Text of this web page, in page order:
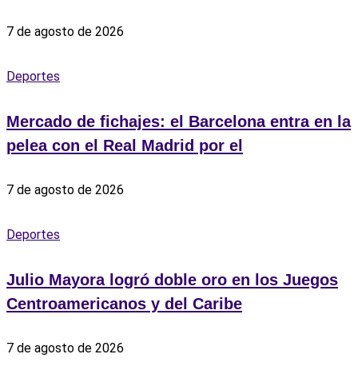
7 de agosto de 2026
Deportes
Mercado de fichajes: el Barcelona entra en la
pelea con el Real Madrid por el
7 de agosto de 2026
Deportes
Julio Mayora logró doble oro en los Juegos
Centroamericanos y del Caribe
7 de agosto de 2026